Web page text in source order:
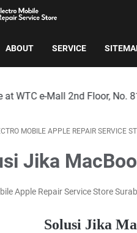
ABOUT SERVICE
Floor, No. 816, Surabaya
MOBILE APPLE REPAIR SERVICE
Jika
Apple Repair Service Store
Solusi Jika